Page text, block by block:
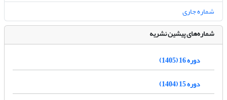
شماره جاری
شماره‌های پیشین نشریه
دوره 16 (1405)
دوره 15 (1404)